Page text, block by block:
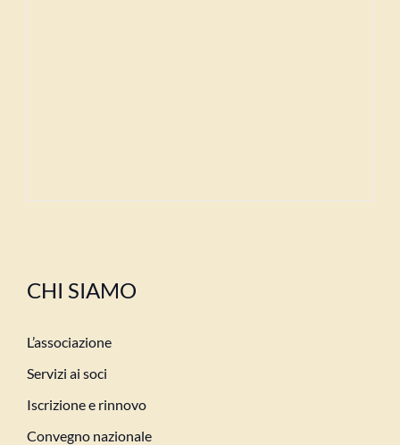
CHI SIAMO
L’associazione
Servizi ai soci
Iscrizione e rinnovo
Convegno nazionale